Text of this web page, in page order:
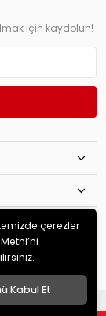
için kaydolun!
saklıdır.
çerezler
Kabul Et